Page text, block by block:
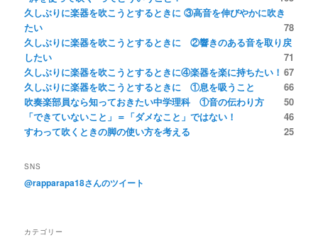
久しぶりに楽器を吹こうとするときに ③高音を伸びやかに吹き
たい
78
久しぶりに楽器を吹こうとするときに ②響きのある音を取り戻
したい
71
久しぶりに楽器を吹こうとするときに④楽器を楽に持ちたい！ 67
久しぶりに楽器を吹こうとするときに ①息を吸うこと
66
吹奏楽部員なら知っておきたい中学理科 ①音の伝わり方
50
「できていないこと」＝「ダメなこと」ではない！
46
すわって吹くときの脚の使い方を考える
25
SNS
@rapparapa18さんのツイート
カテゴリー